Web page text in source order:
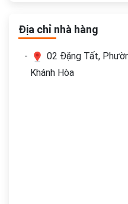
Địa chỉ nhà hàng
02 Đặng Tất,
Khánh Hòa